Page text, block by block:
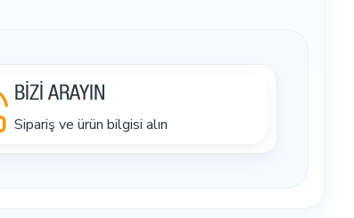
BİZİ ARAYIN
Sipariş ve ürün bilgisi alın